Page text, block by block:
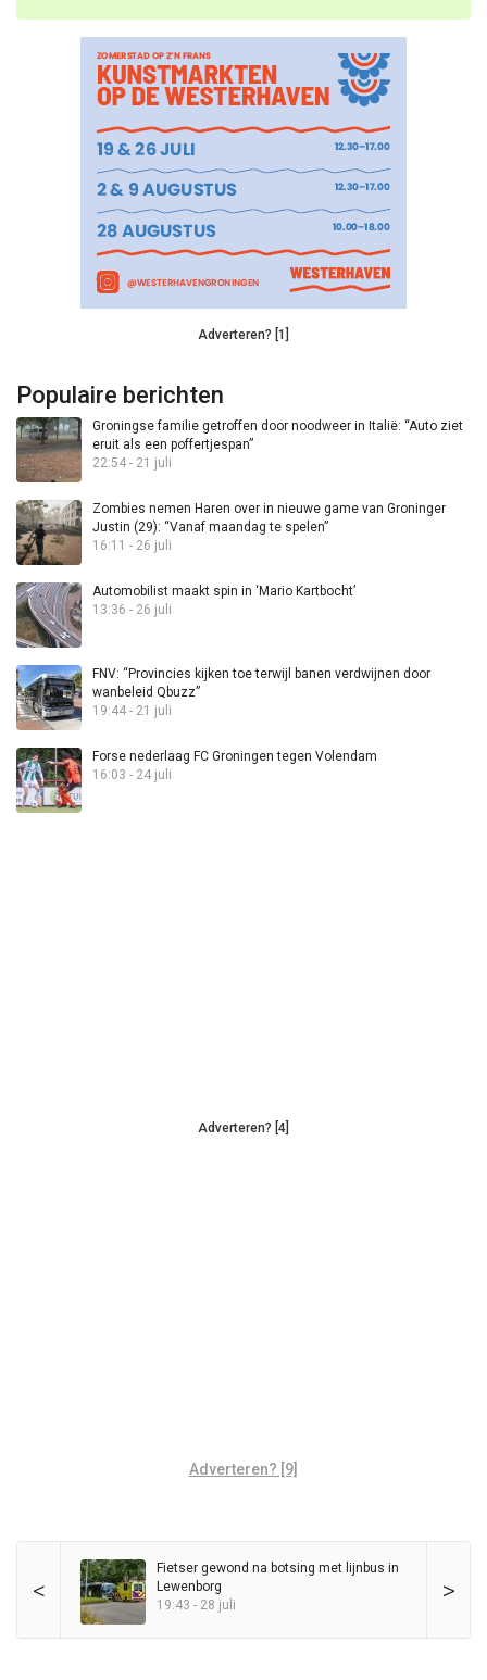
Adverteren? [1]
Populaire berichten
Groningse familie getroffen door noodweer in Italië: “Auto ziet
eruit als een poffertjespan”
22:54 - 21 juli
Zombies nemen Haren over in nieuwe game van Groninger
Justin (29): “Vanaf maandag te spelen”
16:11 - 26 juli
Automobilist maakt spin in ‘Mario Kartbocht’
13:36 - 26 juli
FNV: “Provincies kijken toe terwijl banen verdwijnen door
wanbeleid Qbuzz”
19:44 - 21 juli
Forse nederlaag FC Groningen tegen Volendam
16:03 - 24 juli
Adverteren? [4]
Adverteren? [9]
< >
Fietser gewond na botsing met lijnbus in
Lewenborg
19:43 - 28 juli